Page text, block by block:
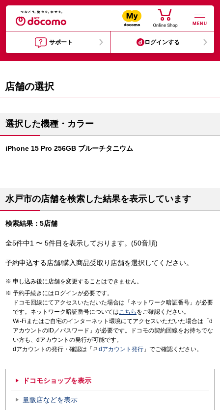
MENU
サポート ログインする
店舗の選択
選択した機種・カラー
iPhone 15 Pro 256GB ブルーチタニウム
水戸市の店舗を検索した結果を表示しています
検索結果：5店舗
全5件中1 〜 5件目を表示しております。(50音順)
予約申込する店舗/購入商品受取り店舗を選択してください。
申し込み後に店舗を変更することはできません。
予約手続きにはログインが必要です。
ドコモ回線にてアクセスいただいた場合は「ネットワーク暗証番号」が必要
です。ネットワーク暗証番号についてはこちら をご確認ください。
Wi-Fiまたはご自宅のインターネット環境にてアクセスいただいた場合は「d
アカウントのID／パスワード」が必要です。ドコモの契約回線をお持ちでな
い方も、dアカウントの発行が可能です。
dアカウントの発行・確認は「
dアカウント発行 」でご確認ください。
ドコモショップを表示
量販店などを表示